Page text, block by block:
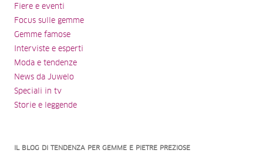
Fiere e eventi
Focus sulle gemme
Gemme famose
Interviste e esperti
Moda e tendenze
News da Juwelo
Speciali in tv
Storie e leggende
IL BLOG DI TENDENZA PER GEMME E PIETRE PREZIOSE